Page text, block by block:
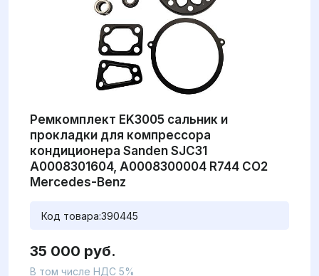
ТИП КОРПУСА
Ремкомплект EK3005 сальник и
прокладки для компрессора
кондиционера Sanden SJC31
A0008301604, A0008300004 R744 CO2
Mercedes-Benz
Код товара:390445
35 000 руб.
В том числе НДС 5%